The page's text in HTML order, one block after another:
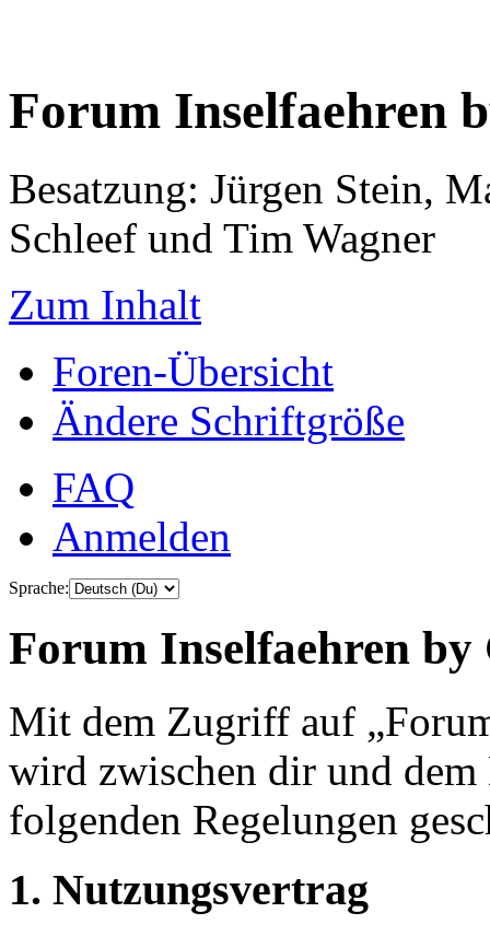
Forum Inselfaehren
Besatzung: Jürgen Stein,
Schleef und Tim Wagner
Zum Inhalt
Foren-Übersicht
Ändere Schriftgröße
FAQ
Anmelden
Sprache:
Forum Inselfaehren
Mit dem Zugriff auf
wird zwischen dir und
folgenden Regelungen
1. Nutzungsvertrag